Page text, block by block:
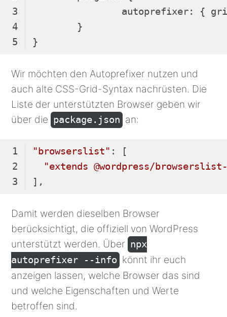
autoprefixer: {
Sprache:
JavaScript
Wir möchten den Autoprefixer nutzen und
auch alte CSS-Grid-Syntax nachrüsten. Die
Liste der unterstützten Browser geben wir
über die package.json an:
"browserslist"
"extends @wordpress/
Sprache:
JSON
JSON
mit
Kommentaren
)
Damit werden dieselben Browser
berücksichtigt, die offiziell von WordPress
unterstützt werden. Über npx
autoprefixer --info könnt ihr euch
anzeigen lassen, welche Browser das sind
und welche Eigenschaften und Werte
betroffen sind.